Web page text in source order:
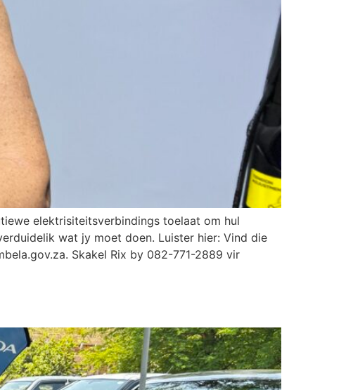
elektrisiteitsverbindings toelaat om hul
wat jy moet doen. Luister hier: Vind die
. Skakel Rix by 082-771-2889 vir